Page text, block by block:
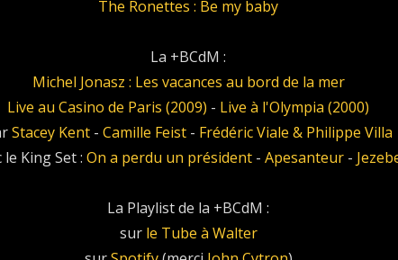
The Ronettes : Be my baby
La +BCdM :
Michel Jonasz : Les vacances au bord de la mer
Live au Casino de Paris (2009) - Live à l'Olympia (2000)
Stacey Kent- Camille Feist- Frédéric Viale & Philippe Villa
le King Set :On a perdu un président -Apesanteur -
La Playlist de la +BCdM :
sur le Tube à Walter